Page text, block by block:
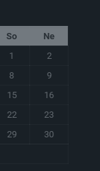
So
Ne
1
2
8
9
15
16
22
23
29
30